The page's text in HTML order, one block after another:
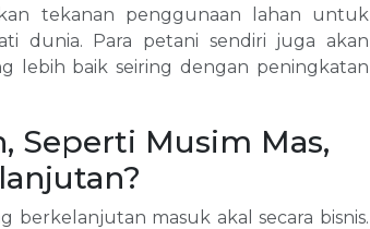
tekanan penggunaan lahan untuk
dunia. Para petani sendiri juga akan
lebih baik seiring dengan peningkatan
Seperti Musim Mas,
berkelanjutan masuk akal secara bisnis.